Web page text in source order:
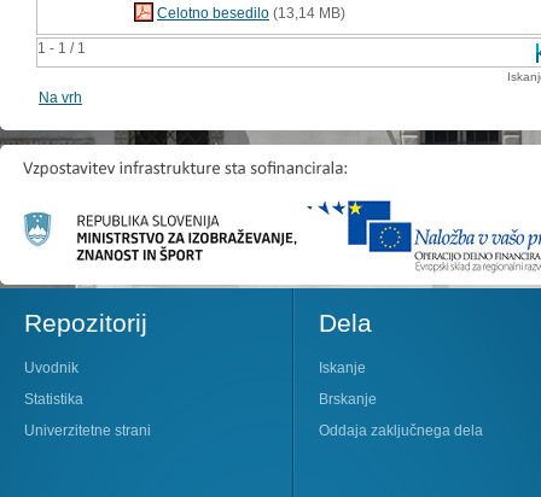
1 - 1 / 1
Celotno besedilo (13,14 MB)
Na vrh
Repozitorij
Uvodnik
Statistika
Univerzitetne strani
Dela
Iskanje
Brskanje
Oddaja zaključnega dela